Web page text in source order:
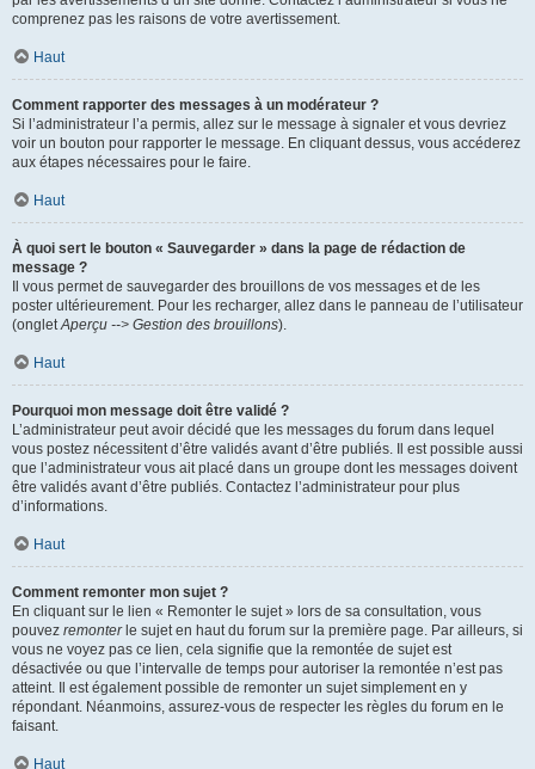
comprenez pas les raisons de votre avertissement.
Haut
Comment rapporter des messages à un modérateur ?
Si l’administrateur l’a permis, allez sur le message à signaler et vous devriez
voir un bouton pour rapporter le message. En cliquant dessus, vous accéderez
aux étapes nécessaires pour le faire.
Haut
À quoi sert le bouton « Sauvegarder » dans la page de rédaction de
message ?
Il vous permet de sauvegarder des brouillons de vos messages et de les
poster ultérieurement. Pour les recharger, allez dans le panneau de l’utilisateur
(ongletAperçu --> Gestion des brouillons).
Haut
Pourquoi mon message doit être validé ?
L’administrateur peut avoir décidé que les messages du forum dans lequel
vous postez nécessitent d’être validés avant d’être publiés. Il est possible aussi
que l’administrateur vous ait placé dans un groupe dont les messages doivent
être validés avant d’être publiés. Contactez l’administrateur pour plus
d’informations.
Haut
Comment remonter mon sujet ?
En cliquant sur le lien « Remonter le sujet » lors de sa consultation, vous
pouvez remonterle sujet en haut du forum sur la première page. Par ailleurs, si
vous ne voyez pas ce lien, cela signifie que la remontée de sujet est
désactivée ou que l’intervalle de temps pour autoriser la remontée n’est pas
atteint. Il est également possible de remonter un sujet simplement en y
répondant. Néanmoins, assurez-vous de respecter les règles du forum en le
faisant.
Haut